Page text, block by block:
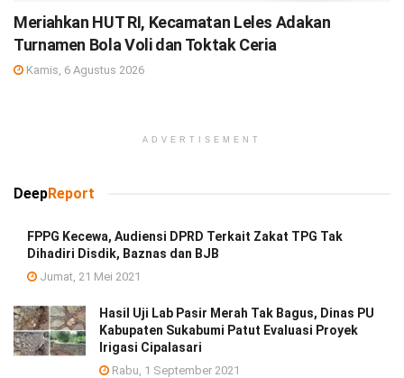
Meriahkan HUT RI, Kecamatan Leles Adakan
Turnamen Bola Voli dan Toktak Ceria
Kamis, 6 Agustus 2026
ADVERTISEMENT
DeepReport
FPPG Kecewa, Audiensi DPRD Terkait Zakat TPG Tak
Dihadiri Disdik, Baznas dan BJB
Jumat, 21 Mei 2021
Hasil Uji Lab Pasir Merah Tak Bagus, Dinas PU
Kabupaten Sukabumi Patut Evaluasi Proyek
Irigasi Cipalasari
Rabu, 1 September 2021